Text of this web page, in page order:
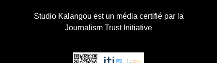
Studio Kalangou est un média certifié par la
Journalism Trust Initiative